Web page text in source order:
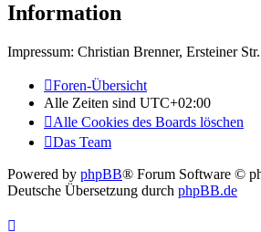
Information
Impressum: Christian Brenner, Ersteiner
Foren-Übersicht
Alle Zeiten sind UTC+02:00
Alle Cookies des Boards löschen
Das Team
Powered by phpBB® Forum Software ©
Deutsche Übersetzung durch phpBB.de